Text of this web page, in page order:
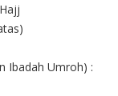
Ibadah Umroh) :